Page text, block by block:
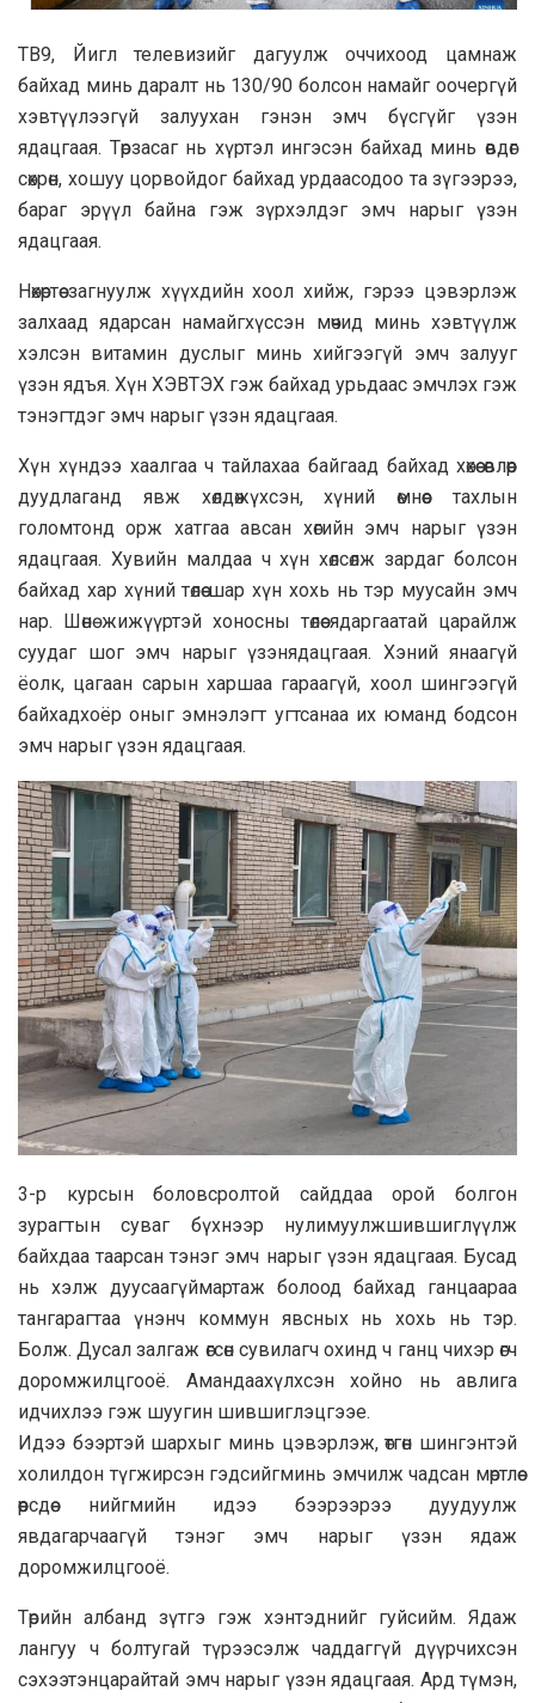
ТВ9, Йигл телевизийг дагуулж оччихоод цамнаж
байхад минь даралт нь 130/90 болсон намайг оочергүй
хэвтүүлээгүй залуухан гэнэн эмч бүсгүйг үзэн
ядацгаая. Төрзасаг нь хүртэл ингэсэн байхад минь өвдөг
сөхрөн, хошуу цорвойдог байхад урдаасодоо та зүгээрээ,
бараг эрүүл байна гэж зүрхэлдэг эмч нарыг үзэн
ядацгаая.
Нөхөртөө загнуулж хүүхдийн хоол хийж, гэрээ цэвэрлэж
залхаад ядарсан намайгхүссэн мөчид минь хэвтүүлж
хэлсэн витамин дуслыг минь хийгээгүй эмч залууг
үзэн ядъя. Хүн ХЭВТЭХ гэж байхад урьдаас эмчлэх гэж
тэнэгтдэг эмч нарыг үзэн ядацгаая.
Хүн хүндээ хаалгаа ч тайлахаа байгаад байхад хөхөө өвлөөр
дуудлаганд явж хөлдөжүхсэн, хүний өмнөөс тахлын
голомтонд орж хатгаа авсан хөгийн эмч нарыг үзэн
ядацгаая. Хувийн малдаа ч хүн хөлсөлж зардаг болсон
байхад хар хүний төлөө шар хүн хохь нь тэр муусайн эмч
нар. Шөнө жижүүртэй хоносны төлөө ядаргаатай царайлж
суудаг шог эмч нарыг үзэнядацгаая. Хэний янаагүй
ёолк, цагаан сарын харшаа гараагүй, хоол шингээгүй
байхадхоёр оныг эмнэлэгт угтсанаа их юманд бодсон
эмч нарыг үзэн ядацгаая.
3-р курсын боловсролтой сайддаа орой болгон
зурагтын суваг бүхнээр нулимуулжшившиглүүлж
байхдаа таарсан тэнэг эмч нарыг үзэн ядацгаая. Бусад
нь хэлж дуусаагүймартаж болоод байхад ганцаараа
тангарагтаа үнэнч коммун явсных нь хохь нь тэр.
Болж. Дусал залгаж өгсөн сувилагч охинд ч ганц чихэр өгч
доромжилцгооё. Амандаахүлхсэн хойно нь авлига
идчихлээ гэж шуугин шившиглэцгээе.
Идээ бээртэй шархыг минь цэвэрлэж, өтгөн шингэнтэй
холилдон түгжирсэн гэдсийгминь эмчилж чадсан мөртлөө
өөрсдөө нийгмийн идээ бээрээрээ дуудуулж
явдагарчаагүй тэнэг эмч нарыг үзэн ядаж
доромжилцгооё.
Төрийн албанд зүтгэ гэж хэнтэднийг гуйсийм. Ядаж
лангуу ч болтугай түрээсэлж чаддаггүй дүүрчихсэн
сэхээтэнцарайтай эмч нарыг үзэн ядацгаая. Ард түмэн,